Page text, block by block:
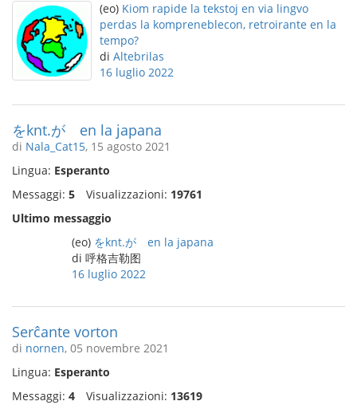
(eo) Kiom rapide la tekstoj en via lingvo
perdas la kompreneblecon, retroirante en la
tempo?
di Altebrilas
16 luglio 2022
をknt.が en la japana
di Nala_Cat15, 15 agosto 2021
Lingua: Esperanto
Messaggi: 5 Visualizzazioni: 19761
Ultimo messaggio
(eo) をknt.が en la japana
di 呼格吉勒图
16 luglio 2022
Serĉante vorton
di nornen, 05 novembre 2021
Lingua: Esperanto
Messaggi: 4 Visualizzazioni: 13619